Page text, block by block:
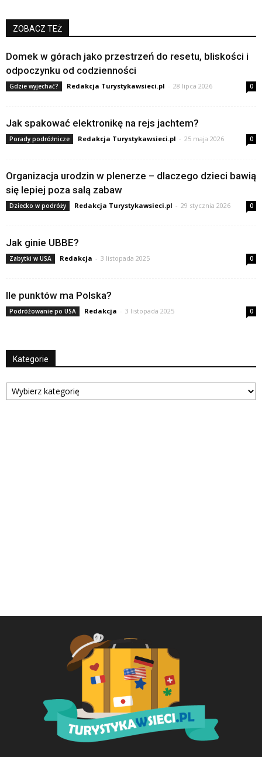
ZOBACZ TEŻ
Domek w górach jako przestrzeń do resetu, bliskości i
odpoczynku od codzienności
Gdzie wyjechać? Redakcja Turystykawsieci.pl - 28 lipca 2026 0
Jak spakować elektronikę na rejs jachtem?
Porady podróżnicze Redakcja Turystykawsieci.pl - 25 maja 2026 0
Organizacja urodzin w plenerze – dlaczego dzieci bawią
się lepiej poza salą zabaw
Dziecko w podróży Redakcja Turystykawsieci.pl - 29 stycznia 2026 0
Jak ginie UBBE?
Zabytki w USA Redakcja - 3 listopada 2025 0
Ile punktów ma Polska?
Podróżowanie po USA Redakcja - 3 listopada 2025 0
Kategorie
Kategorie